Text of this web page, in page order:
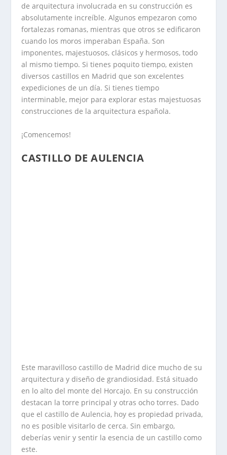
de arquitectura involucrada en su construcción es
absolutamente increíble. Algunos empezaron como
fortalezas romanas, mientras que otros se edificaron
cuando los moros imperaban España. Son
imponentes, majestuosos, clásicos y hermosos, todo
al mismo tiempo. Si tienes poquito tiempo, existen
diversos castillos en Madrid que son excelentes
expediciones de un día. Si tienes tiempo
interminable, mejor para explorar estas majestuosas
construcciones de la arquitectura española.
¡Comencemos!
CASTILLO DE AULENCIA
Este maravilloso castillo de Madrid dice mucho de su
arquitectura y diseño de grandiosidad. Está situado
en lo alto del monte del Horcajo. En su construcción
destacan la torre principal y otras ocho torres. Dado
que el castillo de Aulencia, hoy es propiedad privada,
no es posible visitarlo de cerca. Sin embargo,
deberías venir y sentir la esencia de un castillo como
este.